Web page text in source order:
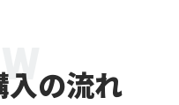
入の流れ